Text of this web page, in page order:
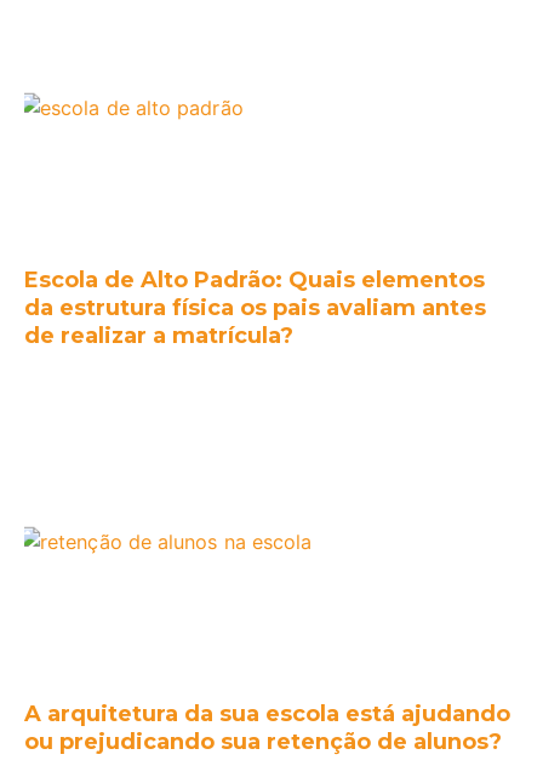
Escola de Alto Padrão: Quais elementos
da estrutura física os pais avaliam antes
de realizar a matrícula?
A arquitetura da sua escola está ajudando
ou prejudicando sua retenção de alunos?